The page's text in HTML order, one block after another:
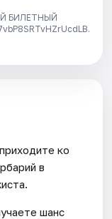
БИЛЕТНЫЙ
ко
в
шанс